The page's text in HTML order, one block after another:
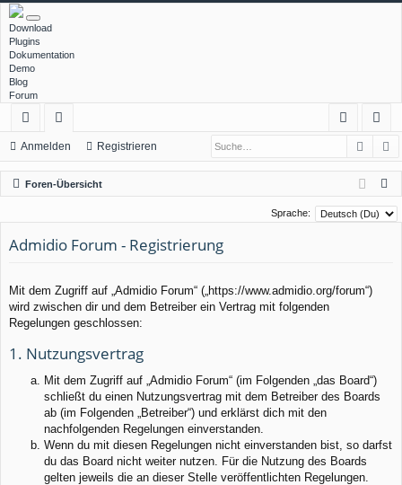
Download
Plugins
Dokumentation
Demo
Blog
Forum
ch
ne
llz
f
or
en
m
el
ist
rie
Anmelden Registrieren
Foren-Übersicht
c
Sprache:
Admidio Forum - Registrierung
Mit dem Zugriff auf „Admidio Forum“ („https://www.admidio.org/forum“)
wird zwischen dir und dem Betreiber ein Vertrag mit folgenden
Regelungen geschlossen:
1. Nutzungsvertrag
Mit dem Zugriff auf „Admidio Forum“ (im Folgenden „das Board“)
schließt du einen Nutzungsvertrag mit dem Betreiber des Boards
ab (im Folgenden „Betreiber“) und erklärst dich mit den
nachfolgenden Regelungen einverstanden.
Wenn du mit diesen Regelungen nicht einverstanden bist, so darfst
du das Board nicht weiter nutzen. Für die Nutzung des Boards
gelten jeweils die an dieser Stelle veröffentlichten Regelungen.